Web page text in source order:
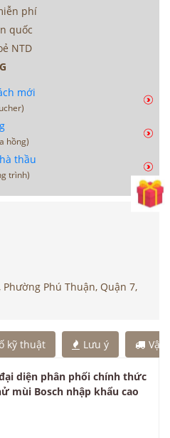
phí
quốc
NTD
mới
hồng)
thầu
trình)
Phường Phú Thuận, Quận 7,
kỹ thuật Lưu ý Vận
diện phân phối chính thức
mùi Bosch nhập khẩu cao